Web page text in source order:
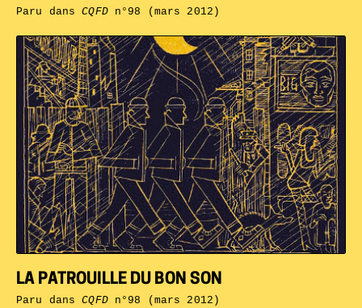
LA PATROUILLE DU BON SON
Paru dansCQFDn°98 (mars 2012)
Paru dansCQFDn°98 (mars 2012)